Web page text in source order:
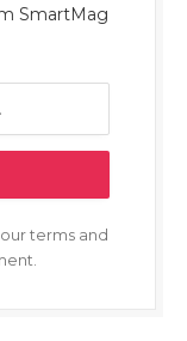
SmartMag
terms and